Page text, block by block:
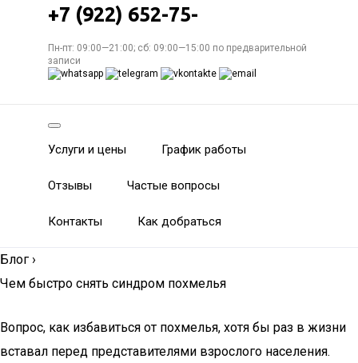
+7 (922) 652-75-
Пн-пт: 09:00—21:00; сб: 09:00—15:00 по предварительной
записи
Услуги и цены График работы
Отзывы Частые вопросы
Контакты Как добраться
Блог ›
Чем быстро снять синдром похмелья
Вопрос, как избавиться от похмелья, хотя бы раз в жизни
вставал перед представителями взрослого населения.